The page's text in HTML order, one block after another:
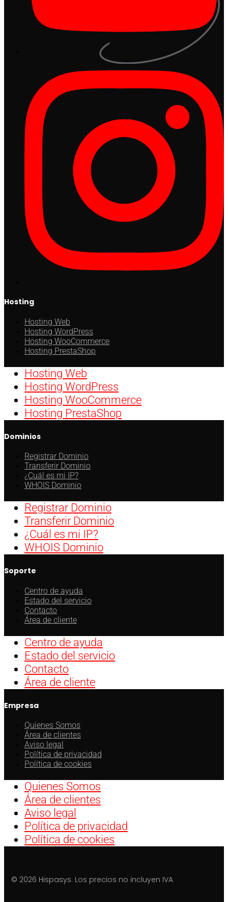
Hosting
Hosting Web
Hosting WordPress
Hosting WooCommerce
Hosting PrestaShop
Hosting Web
Hosting WordPress
Hosting WooCommerce
Hosting PrestaShop
Dominios
Registrar Dominio
Transferir Dominio
¿Cuál es mi IP?
WHOIS Dominio
Registrar Dominio
Transferir Dominio
¿Cuál es mi IP?
WHOIS Dominio
Soporte
Centro de ayuda
Estado del servicio
Contacto
Área de cliente
Centro de ayuda
Estado del servicio
Contacto
Área de cliente
Empresa
Quienes Somos
Área de clientes
Aviso legal
Política de privacidad
Política de cookies
Quienes Somos
Área de clientes
Aviso legal
Política de privacidad
Política de cookies
© 2026 Hispasys. Los precios no incluyen IVA